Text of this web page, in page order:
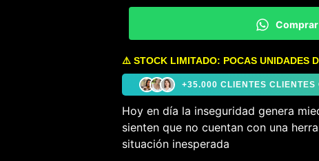
⚠️ STOCK LIMITADO: POCAS UNIDADES
+35.000 CLIENTES
Hoy en día la inseguridad genera
sienten que no cuentan con una
situación inesperada